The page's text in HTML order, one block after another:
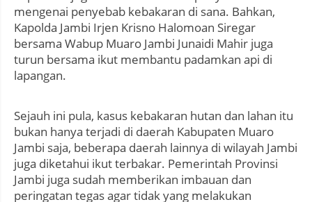
mengenai penyebab kebakaran di sana. Bahkan,
Kapolda Jambi Irjen Krisno Halomoan Siregar
bersama Wabup Muaro Jambi Junaidi Mahir juga
turun bersama ikut membantu padamkan api di
lapangan.
Sejauh ini pula, kasus kebakaran hutan dan lahan itu
bukan hanya terjadi di daerah Kabupaten Muaro
Jambi saja, beberapa daerah lainnya di wilayah Jambi
juga diketahui ikut terbakar. Pemerintah Provinsi
Jambi juga sudah memberikan imbauan dan
peringatan tegas agar tidak yang melakukan